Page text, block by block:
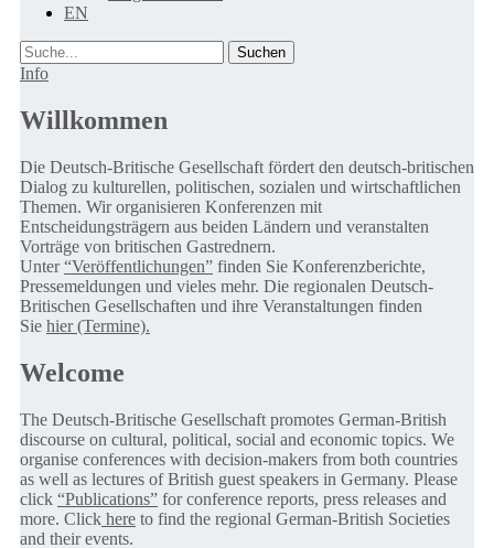
EN
Suche
Info
Willkommen
Die Deutsch-Britische Gesellschaft fördert den deutsch-britischen
Dialog zu kulturellen, politischen, sozialen und wirtschaftlichen
Themen. Wir organisieren Konferenzen mit
Entscheidungsträgern aus beiden Ländern und veranstalten
Vorträge von britischen Gastrednern.
Unter“Veröffentlichungen” finden Sie Konferenzberichte,
Pressemeldungen und vieles mehr. Die regionalen Deutsch-
Britischen Gesellschaften und ihre Veranstaltungen finden
Sie hier (Termine).
Welcome
The Deutsch-Britische Gesellschaft promotes German-British
discourse on cultural, political, social and economic topics. We
organise conferences with decision-makers from both countries
as well as lectures of British guest speakers in Germany. Please
click “Publications” for conference reports, press releases and
more. Click here to find the regional German-British Societies
and their events.